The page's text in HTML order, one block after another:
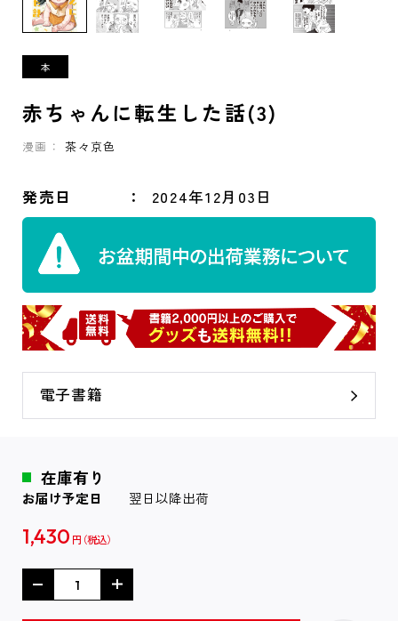
赤ちゃんに転生した話(3)
漫画： 茶々京色
発売日 2024年12月03日
電子書籍
在庫有り
お届け予定日 翌日以降出荷
1,430 円